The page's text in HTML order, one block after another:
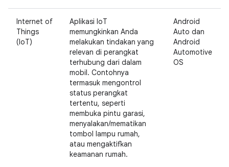
Internet of
Things
(IoT)
Aplikasi IoT
memungkinkan Anda
melakukan tindakan yang
relevan di perangkat
terhubung dari dalam
mobil. Contohnya
termasuk mengontrol
status perangkat
tertentu, seperti
membuka pintu garasi,
menyalakan/mematikan
tombol lampu rumah,
atau mengaktifkan
keamanan rumah.
Android
Auto dan
Android
Automotive
OS